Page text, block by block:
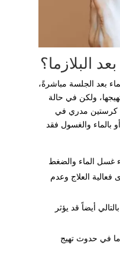
البلازما؟
بعد الجلسة مباشرةً،
ولكن في حالة
كرستين مدري في
بالماء والغسول فقد
غسل الماء والضغط
العلاج وعدم
أيضاً قد يؤثر
في حدوث تهيج